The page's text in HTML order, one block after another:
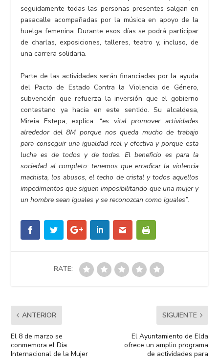
seguidamente todas las personas presentes salgan en
pasacalle acompañadas por la música en apoyo de la
huelga femenina. Durante esos días se podrá participar
de charlas, exposiciones, talleres, teatro y, incluso, de
una carrera solidaria.
Parte de las actividades serán financiadas por la ayuda
del Pacto de Estado Contra la Violencia de Género,
subvención que refuerza la inversión que el gobierno
contestano ya hacía en este sentido. Su alcaldesa,
Mireia Estepa, explica: “es vital promover actividades
alrededor del 8M porque nos queda mucho de trabajo
para conseguir una igualdad real y efectiva y porque esta
lucha es de todos y de todas. El beneficio es para la
sociedad al completo: tenemos que erradicar la violencia
machista, los abusos, el techo de cristal y todos aquellos
impedimentos que siguen imposibilitando que una mujer y
un hombre sean iguales y se reconozcan como iguales”.
RATE:
ANTERIOR
El 8 de marzo se
conmemora el Día
Internacional de la Mujer
SIGUIENTE
El Ayuntamiento de Elda
ofrece un amplio programa
de actividades para